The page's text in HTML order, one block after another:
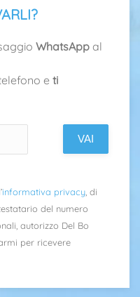
WhatsApp al
e ti
informativa privacy, di
del numero
autorizzo Del Bo
per ricevere